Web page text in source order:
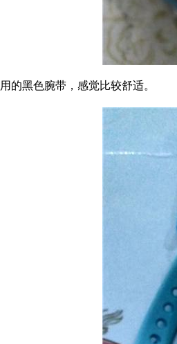
用的黑色腕带，感觉比较舒适。